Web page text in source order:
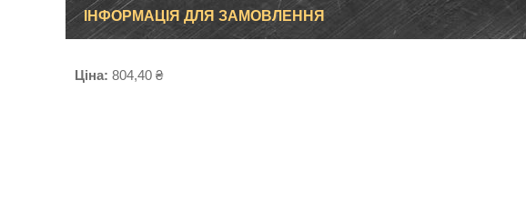
ІНФОРМАЦІЯ ДЛЯ ЗАМОВЛЕННЯ
Ціна: 804,40 ₴